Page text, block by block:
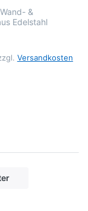
&
Edelstahl
Versandkosten